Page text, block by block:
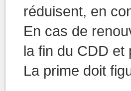
réduisent, en
En cas de
la fin du CDD et
La prime doit